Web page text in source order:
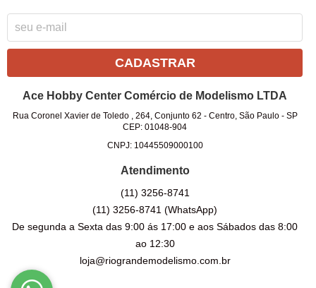
CADASTRAR
Ace Hobby Center Comércio de Modelismo LTDA
Rua Coronel Xavier de Toledo , 264, Conjunto 62 - Centro, São Paulo- SP
CEP: 01048-904
CNPJ: 10445509000100
Atendimento
(11) 3256-8741
(11) 3256-8741(WhatsApp)
De segunda a Sexta das 9:00 ás 17:00 e aos Sábados das 8:00
ao 12:30
loja@riograndemodelismo.com.br